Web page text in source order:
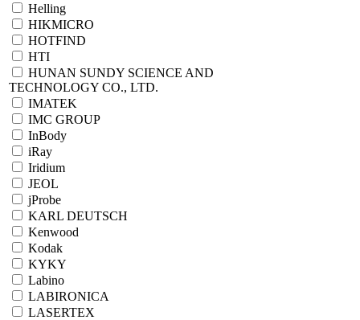
Helling
HIKMICRO
HOTFIND
HTI
HUNAN SUNDY SCIENCE AND
TECHNOLOGY CO., LTD.
IMATEK
IMC GROUP
InBody
iRay
Iridium
JEOL
jProbe
KARL DEUTSCH
Kenwood
Kodak
KYKY
Labino
LABIRONICA
LASERTEX